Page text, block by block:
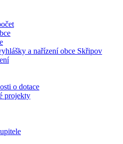
a nařízení obce Skřipov
o dotace
projekty